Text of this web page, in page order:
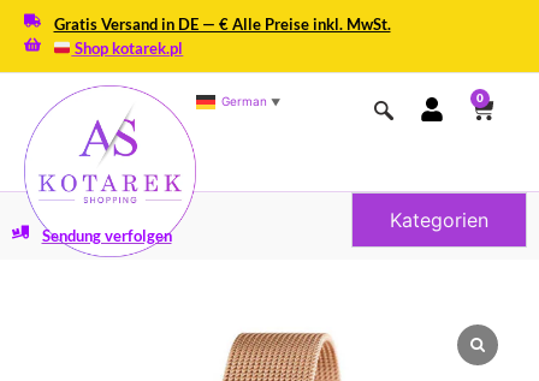
Gratis Versand in DE — € Alle Preise inkl. MwSt.
Shop kotarek.pl
German ▼ 0
Kategorien
Sendung verfolgen